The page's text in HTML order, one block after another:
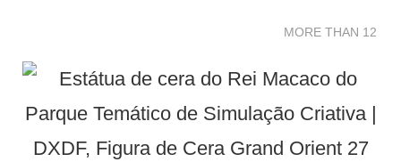
MORE THAN 12